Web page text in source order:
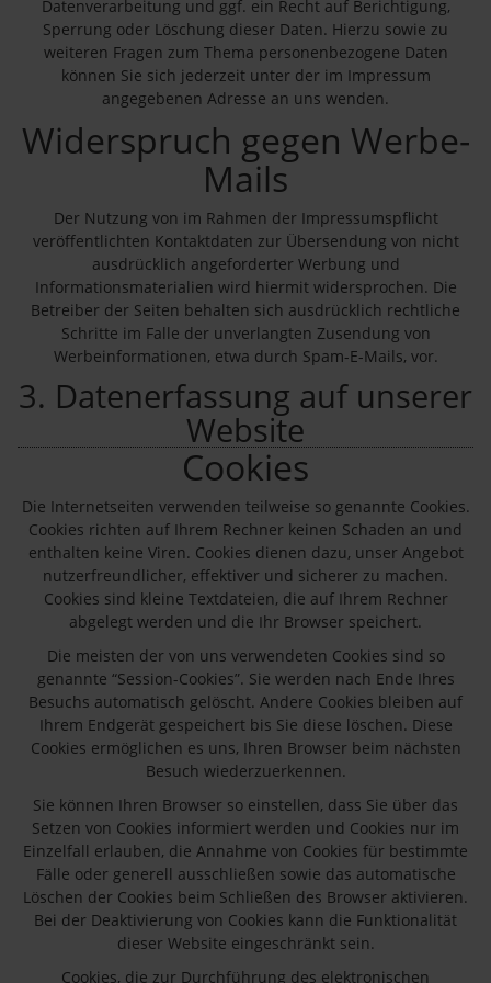
Datenverarbeitung und ggf. ein Recht auf Berichtigung,
Sperrung oder Löschung dieser Daten. Hierzu sowie zu
weiteren Fragen zum Thema personenbezogene Daten
können Sie sich jederzeit unter der im Impressum
angegebenen Adresse an uns wenden.
Widerspruch gegen Werbe-
Mails
Der Nutzung von im Rahmen der Impressumspflicht
veröffentlichten Kontaktdaten zur Übersendung von nicht
ausdrücklich angeforderter Werbung und
Informationsmaterialien wird hiermit widersprochen. Die
Betreiber der Seiten behalten sich ausdrücklich rechtliche
Schritte im Falle der unverlangten Zusendung von
Werbeinformationen, etwa durch Spam-E-Mails, vor.
3. Datenerfassung auf unserer
Website
Cookies
Die Internetseiten verwenden teilweise so genannte Cookies.
Cookies richten auf Ihrem Rechner keinen Schaden an und
enthalten keine Viren. Cookies dienen dazu, unser Angebot
nutzerfreundlicher, effektiver und sicherer zu machen.
Cookies sind kleine Textdateien, die auf Ihrem Rechner
abgelegt werden und die Ihr Browser speichert.
Die meisten der von uns verwendeten Cookies sind so
genannte “Session-Cookies”. Sie werden nach Ende Ihres
Besuchs automatisch gelöscht. Andere Cookies bleiben auf
Ihrem Endgerät gespeichert bis Sie diese löschen. Diese
Cookies ermöglichen es uns, Ihren Browser beim nächsten
Besuch wiederzuerkennen.
Sie können Ihren Browser so einstellen, dass Sie über das
Setzen von Cookies informiert werden und Cookies nur im
Einzelfall erlauben, die Annahme von Cookies für bestimmte
Fälle oder generell ausschließen sowie das automatische
Löschen der Cookies beim Schließen des Browser aktivieren.
Bei der Deaktivierung von Cookies kann die Funktionalität
dieser Website eingeschränkt sein.
Cookies, die zur Durchführung des elektronischen